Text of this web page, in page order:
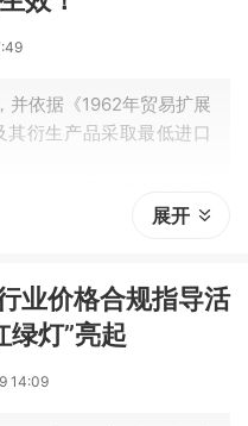
依据《1962年贸易扩展
衍生产品采取最低进口
展开
业价格合规指导活
绿灯”亮起
14:09